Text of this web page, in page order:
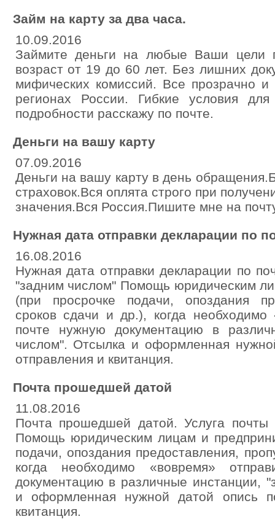
Займ на карту за два часа.
10.09.2016
Займите деньги на любые Ваши
возраст от 19 до 60 лет. Без лишних
мифических комиссий. Все прозрачно
регионах России. Гибкие условия
подробности расскажу по почте.
Деньги на вашу карту
07.09.2016
Деньги на вашу карту в день
страховок.Вся оплята строго при
значения.Вся Россия.Пишите мне на
Нужная дата отправки декларации по
16.08.2016
Нужная дата отправки декларации по
"задним числом" Помощь юридическим
(при просрочке подачи, опоздания
сроков сдачи и др.), когда необходимо
почте нужную документацию в
числом". Отсылка и оформленная
отправления и квитанция.
Почта прошедшей датой
11.08.2016
Почта прошедшей датой. Услуга почты
Помощь юридическим лицам и
подачи, опоздания предоставления,
когда необходимо «вовремя»
документацию в различные инстанции,
и оформленная нужной датой опись
квитанция.